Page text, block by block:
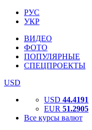
РУС
УКР
ВИДЕО
ФОТО
ПОПУЛЯРНЫЕ
СПЕЦПРОЕКТЫ
USD
USD 44.4191
EUR 51.2905
Все курсы валют